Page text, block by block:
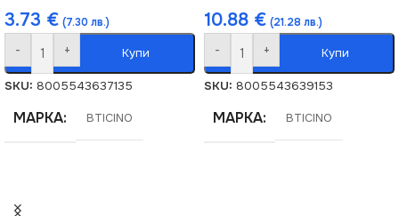
3.73 € (7.30 лв.)
- + Купи
SKU: 8005543637135
МАРКА BTICINO
10.88 € (21.28 лв.)
- + Купи
SKU: 8005543639153
МАРКА BTICINO